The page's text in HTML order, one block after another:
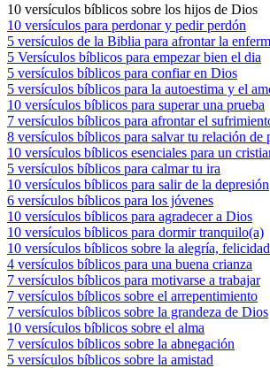
10 versículos bíblicos sobre los hijos de Dios
10 versículos para perdonar y pedir perdón
5 versículos de la Biblia para afrontar la
5 Versículos bíblicos para empezar bien el dia
5 versículos bíblicos para confiar en Dios
5 versículos bíblicos para la autoestima y el
10 versículos bíblicos para superar una prueba
7 versículos bíblicos para afrontar el
8 versículos bíblicos para salvar tu relación de
10 versículos bíblicos esenciales para un
5 versículos bíblicos para calmar tu ira
10 versículos bíblicos para salir de la depresión
6 versículos bíblicos para los jóvenes
10 versículos bíblicos para agradecer a Dios
10 versículos bíblicos para dormir tranquilo(a)
10 versículos bíblicos sobre la alegría,
4 versículos bíblicos para una buena crianza
7 versículos bíblicos para motivarse a trabajar
7 versículos bíblicos sobre el arrepentimiento
7 versículos bíblicos sobre la grandeza de Dios
10 versículos bíblicos sobre el alma
7 versículos bíblicos sobre la abnegación
5 versículos bíblicos sobre la amistad